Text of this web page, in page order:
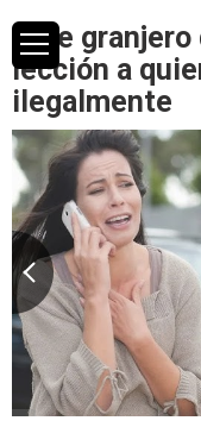
Este
lección a
ilegalmente